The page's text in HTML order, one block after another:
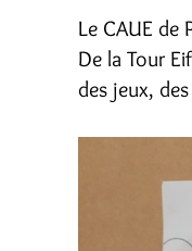
Le CAUE de
De la Tour
des jeux,